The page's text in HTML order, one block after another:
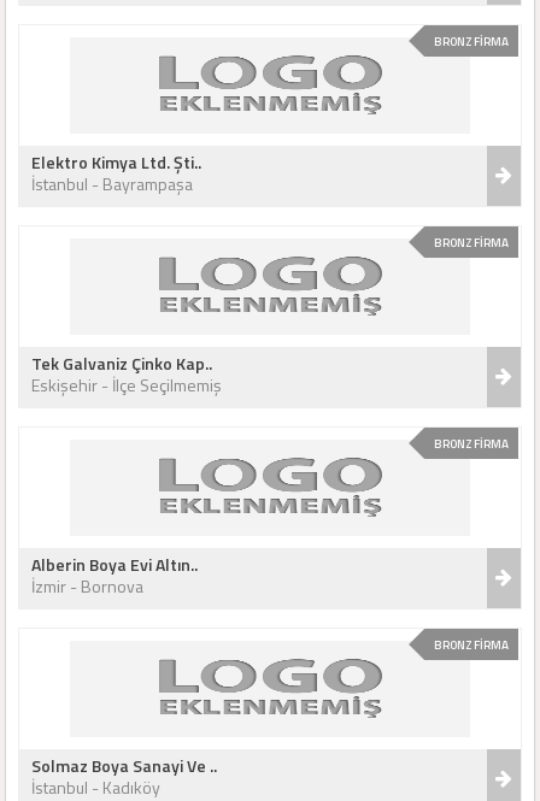
BRONZ FİRMA
Elektro Kimya Ltd. Şti..
İstanbul - Bayrampaşa
BRONZ FİRMA
Tek Galvaniz Çinko Kap..
Eskişehir - İlçe Seçilmemiş
BRONZ FİRMA
Alberin Boya Evi Altın..
İzmir - Bornova
BRONZ FİRMA
Solmaz Boya Sanayi Ve ..
İstanbul - Kadıköy